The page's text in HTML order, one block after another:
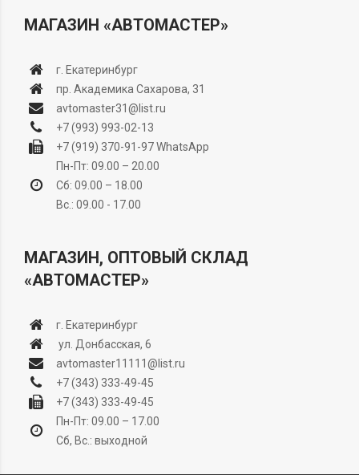
МАГАЗИН «АВТОМАСТЕР»
г. Екатеринбург
пр. Академика Сахарова, 31
avtomaster31@list.ru
+7 (993) 993-02-13
+7 (919) 370-91-97WhatsApp
Пн-Пт: 09.00 – 20.00
Сб: 09.00 – 18.00
Вс.: 09.00 - 17.00
МАГАЗИН, ОПТОВЫЙ СКЛАД
«АВТОМАСТЕР»
г. Екатеринбург
ул. Донбасская, 6
avtomaster11111@list.ru
+7 (343) 333-49-45
+7 (343) 333-49-45
Пн-Пт: 09.00 – 17.00
Сб, Вс.: выходной